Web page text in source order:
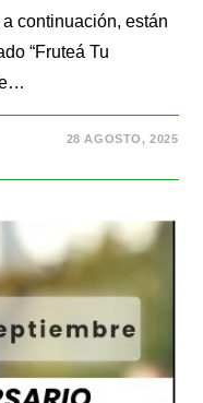
continuación, están
“Fruteá Tu
28 AGOSTO, 2025